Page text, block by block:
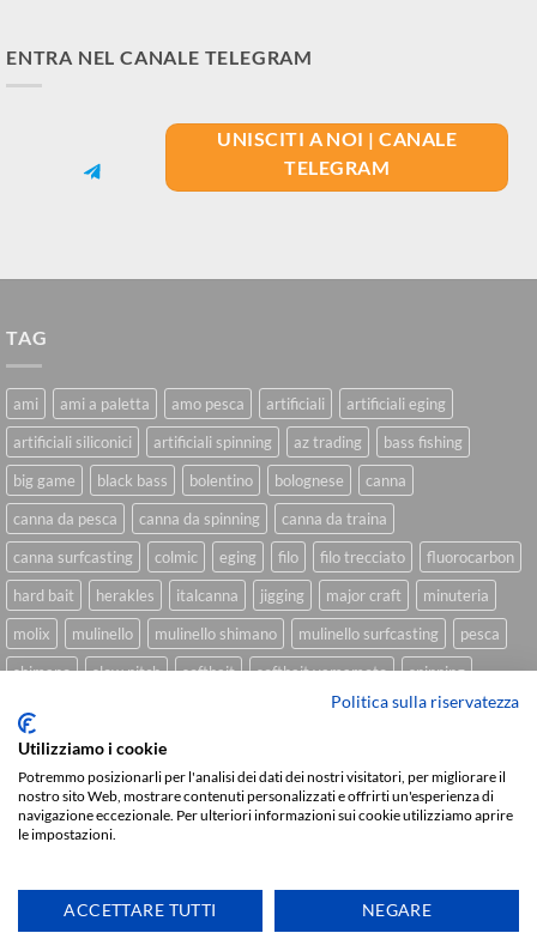
ENTRA NEL CANALE TELEGRAM
UNISCITI A NOI | CANALE
TELEGRAM
TAG
ami ami a paletta amo pesca artificiali
artificiali eging
artificiali siliconici
artificiali spinning az trading
bass fishing
big game
black bass bolentino bolognese
canna
canna da pesca
canna da spinning
canna da traina
canna surfcasting
colmic eging filo filo trecciato
fluorocarbon
hard bait
herakles italcanna jigging major craft
minuteria
molix
mulinello mulinello shimano mulinello surfcasting
pesca
shimano
slow pitch softbait softbait yamamoto
spinning
spinning inshore
trecciato trolling tubertini
Sviluppato daWe Blink Design
Delivery
CHI SIAMO BLOG FAQ CONTATTI
Copyright 2026 © IlMaestralePesca.it
Politica sulla riservatezza
Utilizziamo i cookie
Potremmo posizionarli per l'analisi dei dati dei nostri visitatori, per migliorare il
nostro sito Web, mostrare contenuti personalizzati e offrirti un'esperienza di
navigazione eccezionale. Per ulteriori informazioni sui cookie utilizziamo aprire
le impostazioni.
ACCETTARE TUTTI NEGARE